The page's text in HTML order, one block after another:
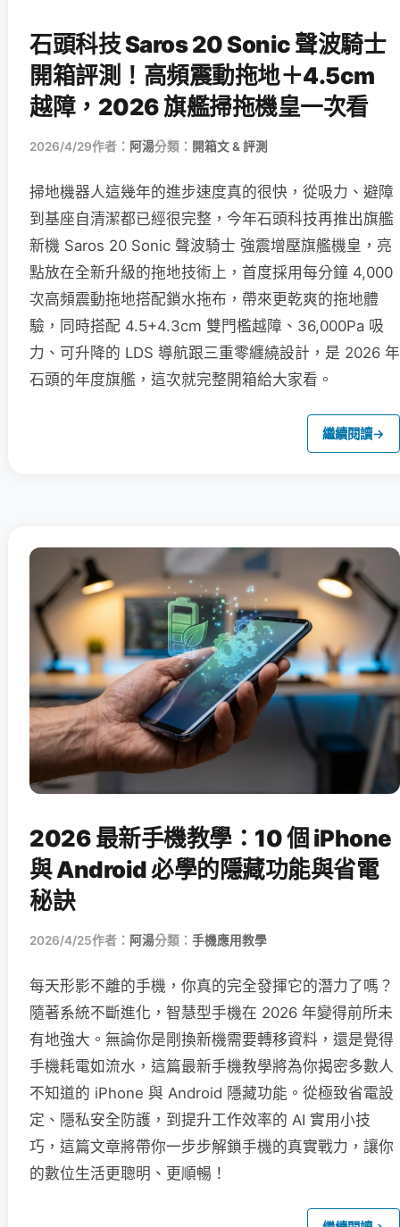
石頭科技 Saros 20 Sonic 聲波騎士
開箱評測！高頻震動拖地＋4.5cm
越障，2026 旗艦掃拖機皇一次看
2026/4/29作者： 阿湯分類： 開箱文 & 評測
掃地機器人這幾年的進步速度真的很快，從吸力、避障
到基座自清潔都已經很完整，今年石頭科技再推出旗艦
新機 Saros 20 Sonic 聲波騎士 強震增壓旗艦機皇，亮
點放在全新升級的拖地技術上，首度採用每分鐘 4,000
次高頻震動拖地搭配鎖水拖布，帶來更乾爽的拖地體
驗，同時搭配 4.5+4.3cm 雙門檻越障、36,000Pa 吸
力、可升降的 LDS 導航跟三重零纏繞設計，是 2026 年
石頭的年度旗艦，這次就完整開箱給大家看。
繼續閱讀→
2026 最新手機教學：10 個 iPhone
與 Android 必學的隱藏功能與省電
秘訣
2026/4/25作者： 阿湯分類： 手機應用教學
每天形影不離的手機，你真的完全發揮它的潛力了嗎？
隨著系統不斷進化，智慧型手機在 2026 年變得前所未
有地強大。無論你是剛換新機需要轉移資料，還是覺得
手機耗電如流水，這篇最新手機教學將為你揭密多數人
不知道的 iPhone 與 Android 隱藏功能。從極致省電設
定、隱私安全防護，到提升工作效率的 AI 實用小技
巧，這篇文章將帶你一步步解鎖手機的真實戰力，讓你
的數位生活更聰明、更順暢！